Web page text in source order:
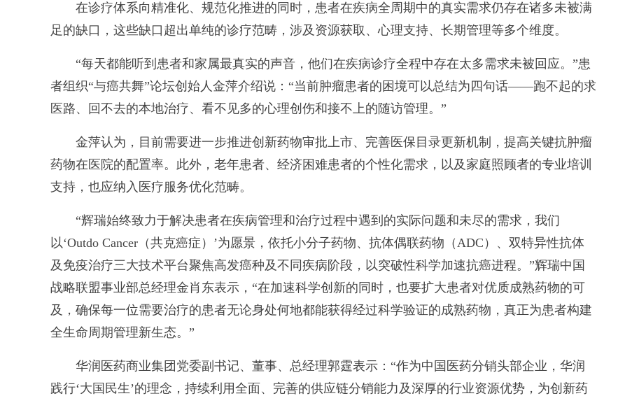
在诊疗体系向精准化、规范化推进的同时，患者在疾病全周期中的真实需求仍存在诸多未被满
足的缺口，这些缺口超出单纯的诊疗范畴，涉及资源获取、心理支持、长期管理等多个维度。
“每天都能听到患者和家属最真实的声音，他们在疾病诊疗全程中存在太多需求未被回应。”患
者组织“与癌共舞”论坛创始人金萍介绍说：“当前肿瘤患者的困境可以总结为四句话——跑不起的求
医路、回不去的本地治疗、看不见多的心理创伤和接不上的随访管理。”
金萍认为，目前需要进一步推进创新药物审批上市、完善医保目录更新机制，提高关键抗肿瘤
药物在医院的配置率。此外，老年患者、经济困难患者的个性化需求，以及家庭照顾者的专业培训
支持，也应纳入医疗服务优化范畴。
“辉瑞始终致力于解决患者在疾病管理和治疗过程中遇到的实际问题和未尽的需求，我们
以‘Outdo Cancer（共克癌症）’为愿景，依托小分子药物、抗体偶联药物（ADC）、双特异性抗体
及免疫治疗三大技术平台聚焦高发癌种及不同疾病阶段，以突破性科学加速抗癌进程。”辉瑞中国
战略联盟事业部总经理金肖东表示，“在加速科学创新的同时，也要扩大患者对优质成熟药物的可
及，确保每一位需要治疗的患者无论身处何地都能获得经过科学验证的成熟药物，真正为患者构建
全生命周期管理新生态。”
华润医药商业集团党委副书记、董事、总经理郭霆表示：“作为中国医药分销头部企业，华润
践行‘大国民生’的理念，持续利用全面、完善的供应链分销能力及深厚的行业资源优势，为创新药